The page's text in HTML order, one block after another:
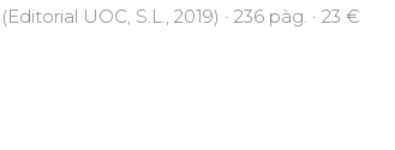
(Editorial UOC, S.L., 2019) · 236 pàg. · 23 €